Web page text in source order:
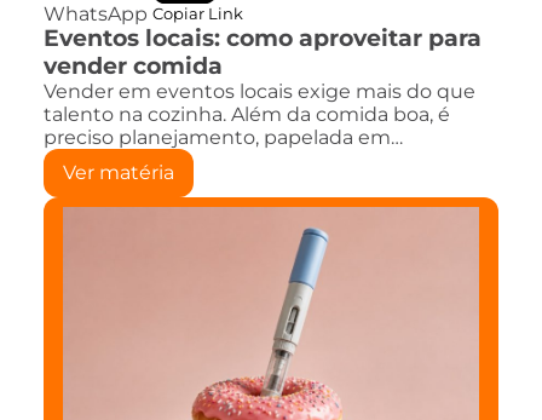
WhatsApp Copiar Link
Eventos locais: como aproveitar para
vender comida
Vender em eventos locais exige mais do que
talento na cozinha. Além da comida boa, é
preciso planejamento, papelada em…
Ver matéria